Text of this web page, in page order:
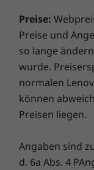
entscheiden,
Und es
einmal
Erlebnis
Service
Performance
erstklassigen
Preise:
Preise und
so lange
wurde.
normalen
können
Preisen liegen.
Angaben sind
d. 6a Abs. 4